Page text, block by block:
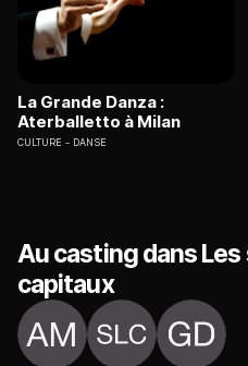
La Grande Danza :
Aterballetto à Milan
CULTURE DANSE
Au casting dans
capitaux